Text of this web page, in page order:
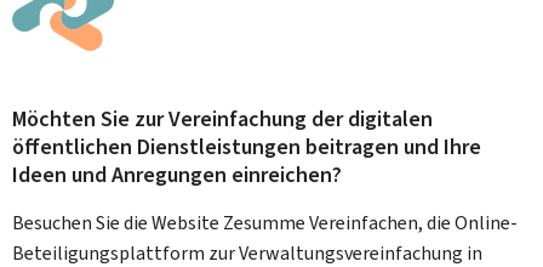
Möchten Sie zur Vereinfachung der digitalen
öffentlichen Dienstleistungen beitragen und Ihre
Ideen und Anregungen einreichen?
Besuchen Sie die Website Zesumme Vereinfachen, die Online-
Beteiligungsplattform zur Verwaltungsvereinfachung in